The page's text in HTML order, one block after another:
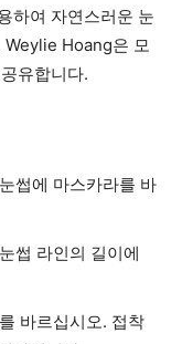
하여 자연스러운 눈
Weylie Hoang은 모
유합니다.
썹에 마스카라를 바
썹 라인의 길이에
바르십시오. 접착